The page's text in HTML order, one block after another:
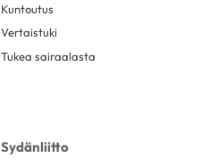
Kuntoutus
Vertaistuki
Tukea sairaalasta
Sydänliitto